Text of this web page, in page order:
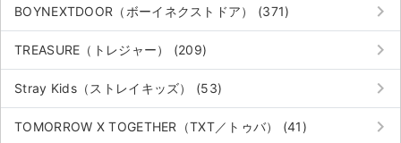
BOYNEXTDOOR（ボーイネクストドア） (371) keyboard_arrow_right
TREASURE（トレジャー） (209) keyboard_arrow_right
Stray Kids（ストレイキッズ） (53) keyboard_arrow_right
TOMORROW X TOGETHER（TXT／トゥバ） (41) keyboard_arrow_right